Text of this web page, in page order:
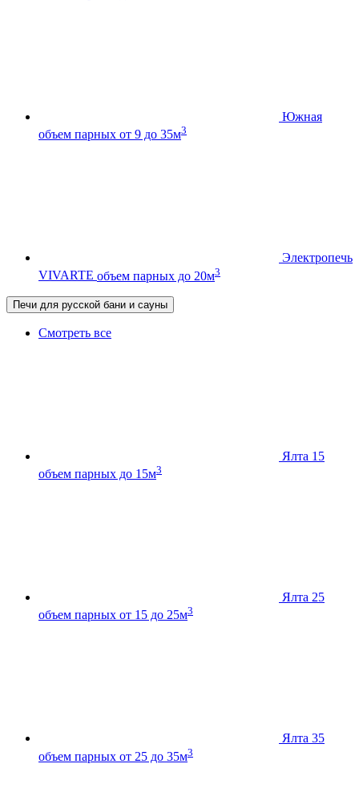
Южная
объем парных от 9 до 35м3
Электропечь
VIVARTE объем парных до 20м3
Печи для русской бани и сауны
Смотреть все
Ялта 15
объем парных до 15м3
Ялта 25
объем парных от 15 до 25м3
Ялта 35
объем парных от 25 до 35м3